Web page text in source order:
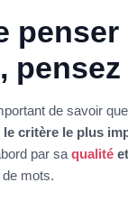
penser
de savoir que
le critère le plus
par sa qualité
mots.